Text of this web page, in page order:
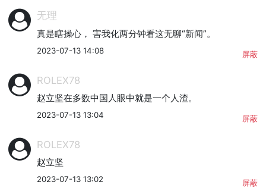
无理
真是瞎操心， 害我化两分钟看这无聊“新闻”。
2023-07-13 14:08 屏蔽
ROLEX78
赵立坚在多数中国人眼中就是一个人渣。
2023-07-13 13:04 屏蔽
ROLEX78
赵立坚
2023-07-13 13:02 屏蔽